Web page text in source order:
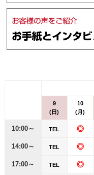
9
(日)
10
(月)
10:00～ TEL ◎
14:00～ TEL ◎
17:00～ TEL ◎